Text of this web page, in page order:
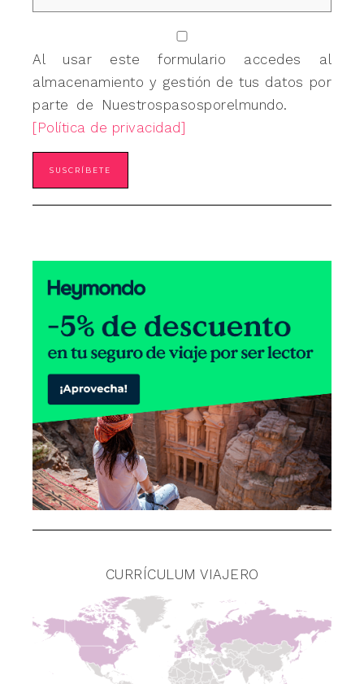
Al usar este formulario accedes al
almacenamiento y gestión de tus datos por
parte de Nuestrospasosporelmundo.
[Política de privacidad]
CURRÍCULUM VIAJERO